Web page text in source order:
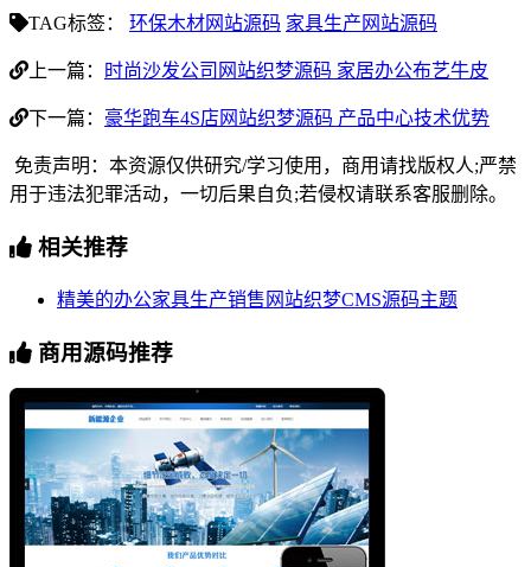
TAG标签： 环保木材网站源码 家具生产网站源码
上一篇： 时尚沙发公司网站织梦源码 家居办公布艺牛皮
下一篇： 豪华跑车4S店网站织梦源码 产品中心技术优势
免责声明：本资源仅供研究/学习使用，商用请找版权人;严禁
用于违法犯罪活动，一切后果自负;若侵权请联系客服删除。
相关推荐
精美的办公家具生产销售网站织梦CMS源码主题
商用源码推荐